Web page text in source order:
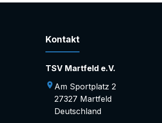
Kontakt
TSV Martfeld e.V.
Am Sportplatz 2
27327 Martfeld
Deutschland